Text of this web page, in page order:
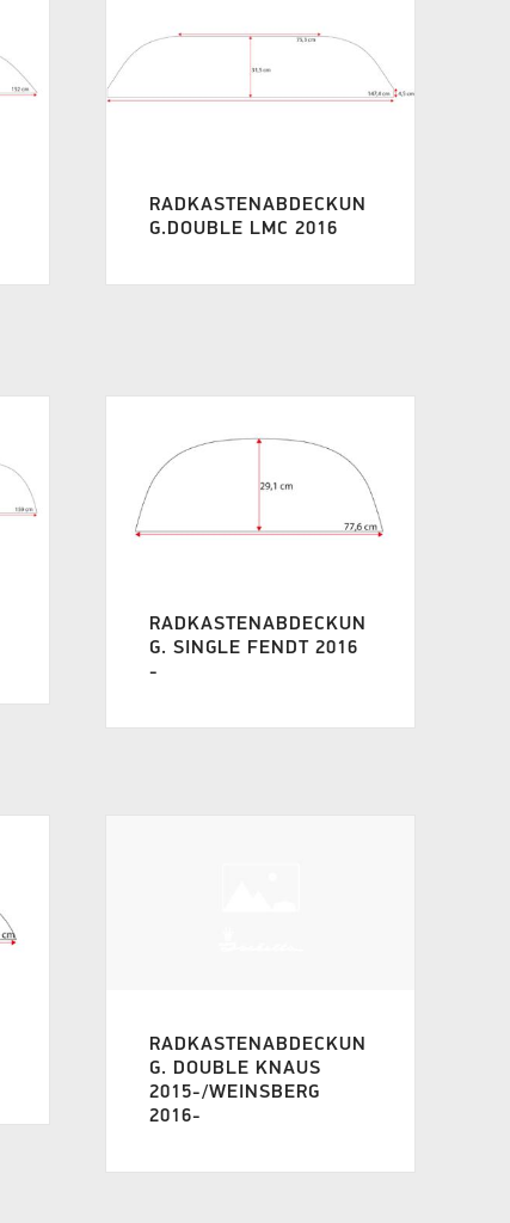
RADKASTENABDECKUN
G.DOUBLE LMC 2016
RADKASTENABDECKUN
G. SINGLE FENDT 2016
-
RADKASTENABDECKUN
G. DOUBLE KNAUS
2015-/WEINSBERG
2016-